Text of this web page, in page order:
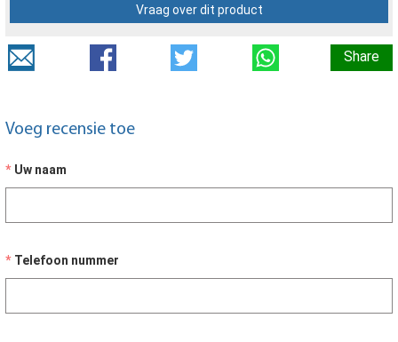
Vraag over dit product
Share
Voeg recensie toe
Uw naam
Telefoon nummer